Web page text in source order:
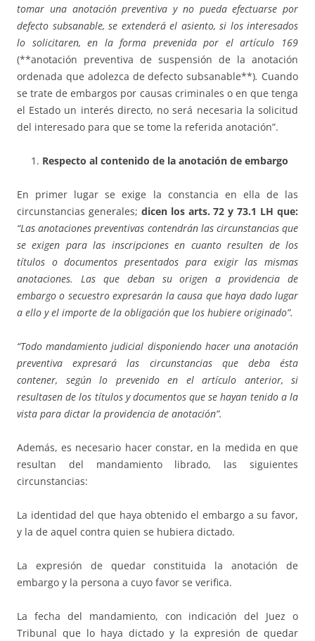
tomar una anotación preventiva y no pueda efectuarse por
defecto subsanable, se extenderá el asiento, si los interesados
lo solicitaren, en la forma prevenida por el artículo 169
(**anotación preventiva de suspensión de la anotación
ordenada que adolezca de defecto subsanable**). Cuando
se trate de embargos por causas criminales o en que tenga
el Estado un interés directo, no será necesaria la solicitud
del interesado para que se tome la referida anotación”.
Respecto al contenido de la anotación de embargo
En primer lugar se exige la constancia en ella de las
circunstancias generales; dicen los arts. 72 y 73.1 LH que:
“Las anotaciones preventivas contendrán las circunstancias que
se exigen para las inscripciones en cuanto resulten de los
títulos o documentos presentados para exigir las mismas
anotaciones. Las que deban su origen a providencia de
embargo o secuestro expresarán la causa que haya dado lugar
a ello y el importe de la obligación que los hubiere originado”.
“Todo mandamiento judicial disponiendo hacer una anotación
preventiva expresará las circunstancias que deba ésta
contener, según lo prevenido en el artículo anterior, si
resultasen de los títulos y documentos que se hayan tenido a la
vista para dictar la providencia de anotación”.
Además, es necesario hacer constar, en la medida en que
resultan del mandamiento librado, las siguientes
circunstancias:
La identidad del que haya obtenido el embargo a su favor,
y la de aquel contra quien se hubiera dictado.
La expresión de quedar constituida la anotación de
embargo y la persona a cuyo favor se verifica.
La fecha del mandamiento, con indicación del Juez o
Tribunal que lo haya dictado y la expresión de quedar